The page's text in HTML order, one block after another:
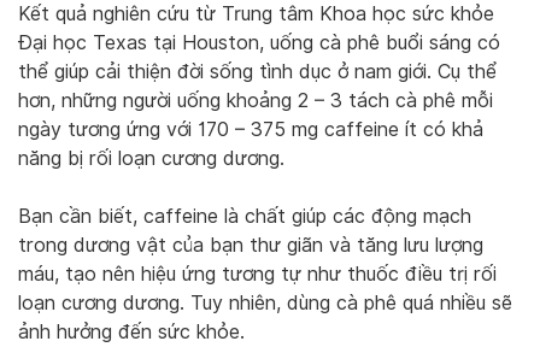
Kết quả nghiên cứu từ Trung tâm Khoa học sức khỏe
Đại học Texas tại Houston, uống cà phê buổi sáng có
thể giúp cải thiện đời sống tình dục ở nam giới. Cụ thể
hơn, những người uống khoảng 2 – 3 tách cà phê mỗi
ngày tương ứng với 170 – 375 mg caffeine ít có khả
năng bị rối loạn cương dương.
Bạn cần biết, caffeine là chất giúp các động mạch
trong dương vật của bạn thư giãn và tăng lưu lượng
máu, tạo nên hiệu ứng tương tự như thuốc điều trị rối
loạn cương dương. Tuy nhiên, dùng cà phê quá nhiều sẽ
ảnh hưởng đến sức khỏe.